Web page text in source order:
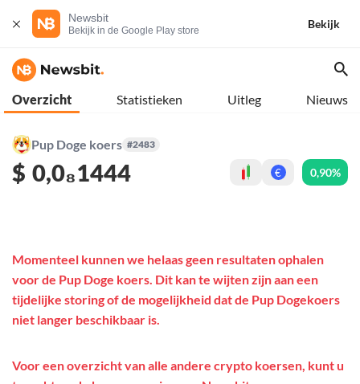
Newsbit
Bekijk in de Google Play store
Bekijk
Overzicht Statistieken Uitleg Nieuws
Pup Doge koers #2483
$ 0,0₈1444 € 0,90%
Momenteel kunnen we helaas geen resultaten ophalen
voor de Pup Doge koers. Dit kan te wijten zijn aan een
tijdelijke storing of de mogelijkheid dat de Pup Dogekoers
niet langer beschikbaar is.
Voor een overzicht van alle andere crypto koersen, kunt u